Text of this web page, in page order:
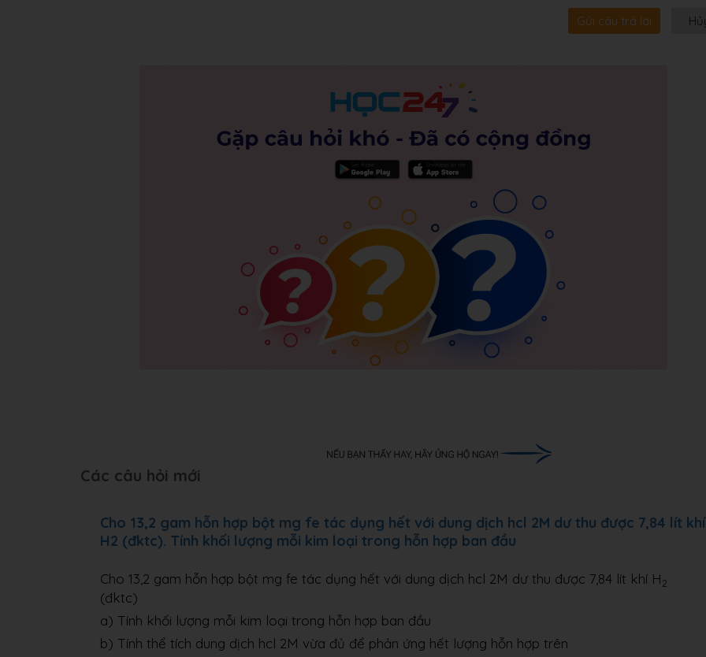
Gửi câu trả lời
Các câu hỏi mới
Cho 13,2 gam hỗn hợp bột mg fe tác dụng hết với dung dịch hcl 2M dư thu được 7,84 lít khí
H2 (đktc). Tính khối lượng mỗi kim loại trong hỗn hợp ban đầu
Cho 13,2 gam hỗn hợp bột mg fe tác dụng hết với dung dịch hcl 2M dư thu được 7,84 lít khí H2
(đktc)
a) Tính khối lượng mỗi kim loại trong hỗn hợp ban đầu
b) Tính thể tích dung dịch hcl 2M vừa đủ để phản ứng hết lượng hỗn hợp trên